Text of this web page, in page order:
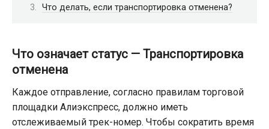
Что делать, если транспортировка отменена?
Что означает статус — Транспортировка
отменена
Каждое отправление, согласно правилам торговой
площадки Алиэкспресс, должно иметь
отслеживаемый трек-номер. Чтобы сократить время